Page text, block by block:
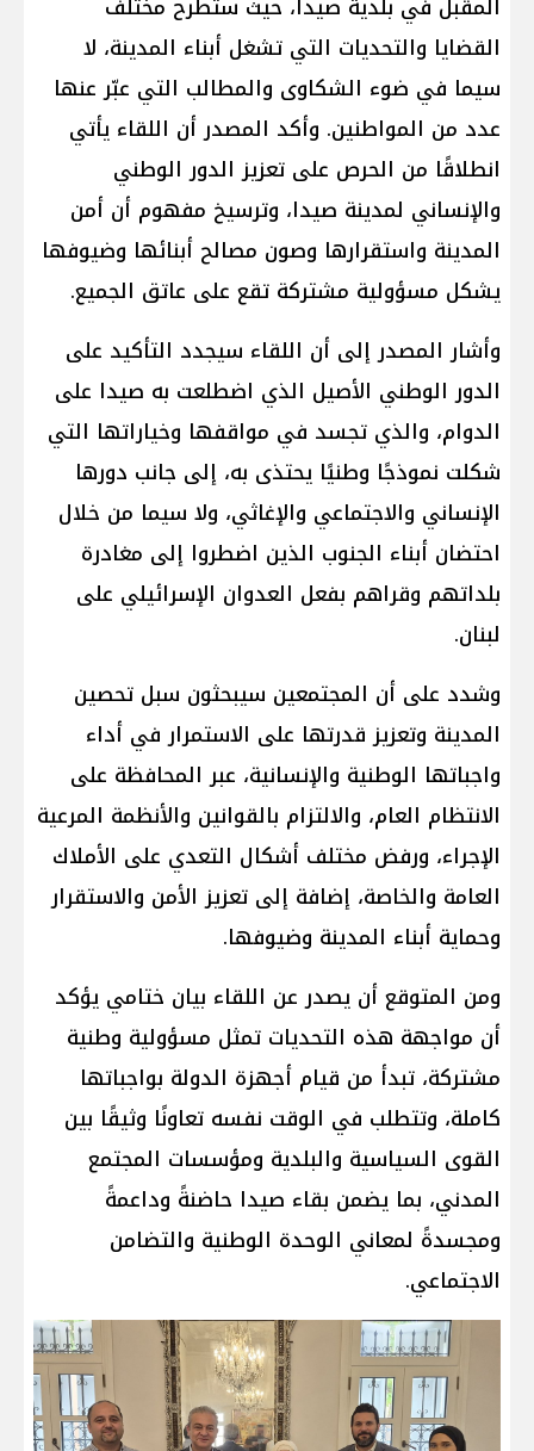
القضايا والتحديات التي تشغل أبناء المدينة، لا
سيما في ضوء الشكاوى والمطالب التي عبّر عنها
عدد من المواطنين. وأكد المصدر أن اللقاء يأتي
انطلاقًا من الحرص على تعزيز الدور الوطني
والإنساني لمدينة صيدا، وترسيخ مفهوم أن أمن
المدينة واستقرارها وصون مصالح أبنائها وضيوفها
يشكل مسؤولية مشتركة تقع على عاتق الجميع.
وأشار المصدر إلى أن اللقاء سيجدد التأكيد على
الدور الوطني الأصيل الذي اضطلعت به صيدا على
الدوام، والذي تجسد في مواقفها وخياراتها التي
شكلت نموذجًا وطنيًا يحتذى به، إلى جانب دورها
الإنساني والاجتماعي والإغاثي، ولا سيما من خلال
احتضان أبناء الجنوب الذين اضطروا إلى مغادرة
بلداتهم وقراهم بفعل العدوان الإسرائيلي على
لبنان.
وشدد على أن المجتمعين سيبحثون سبل تحصين
المدينة وتعزيز قدرتها على الاستمرار في أداء
واجباتها الوطنية والإنسانية، عبر المحافظة على
الانتظام العام، والالتزام بالقوانين والأنظمة المرعية
الإجراء، ورفض مختلف أشكال التعدي على الأملاك
العامة والخاصة، إضافة إلى تعزيز الأمن والاستقرار
وحماية أبناء المدينة وضيوفها.
ومن المتوقع أن يصدر عن اللقاء بيان ختامي يؤكد
أن مواجهة هذه التحديات تمثل مسؤولية وطنية
مشتركة، تبدأ من قيام أجهزة الدولة بواجباتها
كاملة، وتتطلب في الوقت نفسه تعاونًا وثيقًا بين
القوى السياسية والبلدية ومؤسسات المجتمع
المدني، بما يضمن بقاء صيدا حاضنةً وداعمةً
ومجسدةً لمعاني الوحدة الوطنية والتضامن
الاجتماعي.